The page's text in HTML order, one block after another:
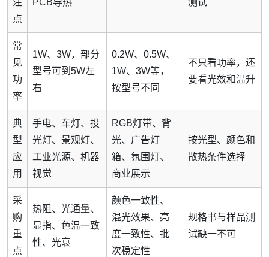
注
点
PCB导热
测试
常
见
功
率
1W、3W，部分
型号可到5W左
右
0.2W、0.5W、
1W、3W等，
按型号不同
不只看功率，还
要看光效和温升
典
型
应
用
手电、车灯、投
光灯、景观灯、
工业光源、机器
视觉
RGB灯带、背
光、广告灯
箱、氛围灯、
商业展示
按光型、颜色和
散热条件选择
采
购
重
点
热阻、光通量、
显指、色温一致
性、光衰
颜色一致性、
混光效果、亮
度一致性、批
次稳定性
规格书与样品测
试缺一不可